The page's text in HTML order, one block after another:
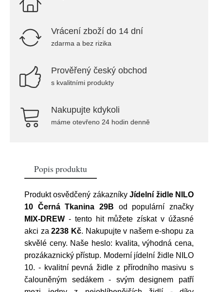
Vrácení zboží do 14 dní
zdarma a bez rizika
Prověřený český obchod
s kvalitními produkty
Nakupujte kdykoli
máme otevřeno 24 hodin denně
Popis produktu
Produkt osvědčený zákazníkyJídelní židle NILO
10 Černá Tkanina 29B od populární značky
MIX-DREW - tento hit můžete získat v úžasné
akci za2238 Kč. Nakupujte v našem e-shopu za
skvělé ceny. Naše heslo: kvalita, výhodná cena,
prozákaznický přístup. Moderní jídelní židle NILO
10. - kvalitní pevná židle z přírodního masivu s
čalouněným sedákem - svým designem patří